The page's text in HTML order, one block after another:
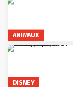
ANIMAUX
DISNEY